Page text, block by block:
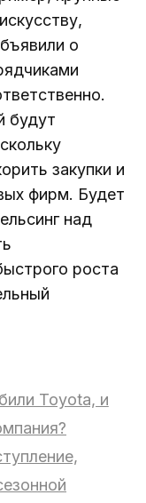
о
будут
закупки и
фирм. Будет
над
роста
Toyota, и